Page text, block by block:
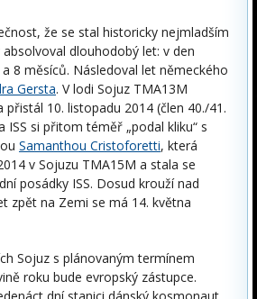
že se stal historicky nejmladším
dlouhodobý let: v den
8 měsíců. Následoval let německého
Gersta. V lodi Sojuz TMA­13M
přistál 10. listopadu 2014 (člen 40./41.
ISS si přitom téměř „podal kliku“ s
Samanthou Cristoforetti, která
v Sojuzu TMA­15M a stala se
posádky ISS. Dosud krouží nad
zpět na Zemi se má 14. května
Sojuz s plánovaným termínem
roku bude evropský zástupce.
dní stanici dánský kosmonaut